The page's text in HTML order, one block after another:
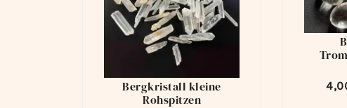
Bergkristall kleine
Rohspitzen